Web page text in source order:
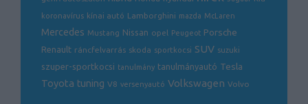
koronavírus kínai autó Lamborghini mazda McLaren
Mercedes Mustang Nissan opel Peugeot Porsche
Renault ráncfelvarrás skoda sportkocsi SUV suzuki
szuper-sportkocsi tanulmány tanulmányautó Tesla
Toyota tuning V8 versenyautó Volkswagen Volvo